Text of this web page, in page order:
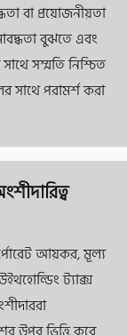
বা প্রয়োজনীয়তা
বুঝতে এবং
সম্মতি নিশ্চিত
পরামর্শ করা
আয়কর, মূল্য
ট্যাক্স